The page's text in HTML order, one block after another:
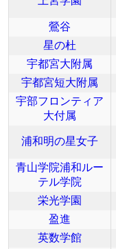
鶯谷
星の杜
宇都宮大附属
宇都宮短大附属
宇部フロンティア
大付属
浦和明の星女子
青山学院浦和ルー
テル学院
栄光学園
盈進
英数学館